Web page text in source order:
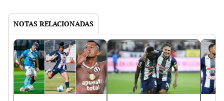
NOTAS RELACIONADAS